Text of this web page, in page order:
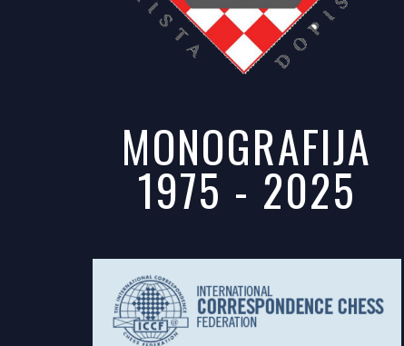
MONOGRAFIJA
1975 - 2025